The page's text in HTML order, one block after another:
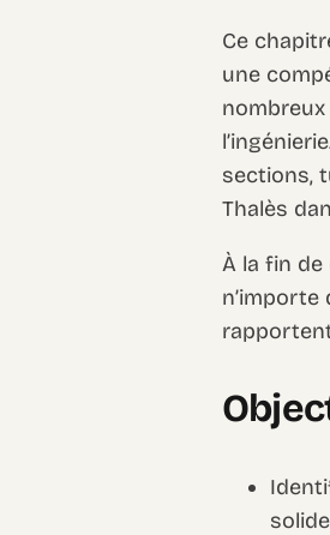
Ce
une
sections,
Thalès
À la fin de
n’importe